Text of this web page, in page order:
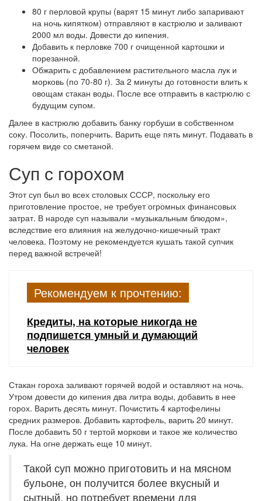
80 г перловой крупы (варят 15 минут либо запаривают
на ночь кипятком) отправляют в кастрюлю и заливают
2000 мл воды. Довести до кипения.
Добавить к перловке 700 г очищенной картошки и
порезанной.
Обжарить с добавлением растительного масла лук и
морковь (по 70-80 г). За 2 минуты до готовности влить к
овощам стакан воды. После все отправить в кастрюлю с
будущим супом.
Далее в кастрюлю добавить банку горбуши в собственном
соку. Посолить, поперчить. Варить еще пять минут. Подавать в
горячем виде со сметаной.
Суп с горохом
Этот суп был во всех столовых СССР, поскольку его
приготовление простое, не требует огромных финансовых
затрат. В народе суп называли «музыкальным блюдом»,
вследствие его влияния на желудочно-кишечный тракт
человека. Поэтому не рекомендуется кушать такой супчик
перед важной встречей!
Рекомендуем к прочтению:
Кредиты, на которые никогда не
подпишется умный и думающий
человек
Стакан гороха заливают горячей водой и оставляют на ночь.
Утром довести до кипения два литра воды, добавить в нее
горох. Варить десять минут. Почистить 4 картофелины
средних размеров. Добавить картофель, варить 20 минут.
После добавить 50 г тертой моркови и такое же количество
лука. На огне держать еще 10 минут.
Такой суп можно приготовить и на мясном
бульоне, он получится более вкусный и
сытный, но потребует времени для